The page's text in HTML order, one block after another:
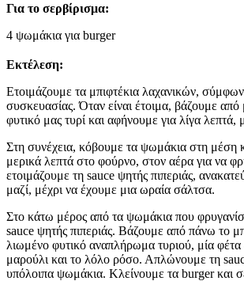
Για το σερβίρισμα:
4 ψωμάκια για burger
Εκτέλεση:
Ετοιμάζουμε τα μπιφτέκια λαχανικών,
συσκευασίας. Όταν είναι έτοιμα, βάζουμε από
φυτικό μας τυρί και αφήνουμε για λίγα λεπτά,
Στη συνέχεια, κόβουμε τα ψωμάκια στη μέση
μερικά λεπτά στο φούρνο, στον αέρα για να
ετοιμάζουμε τη sauce ψητής πιπεριάς,
μαζί, μέχρι να έχουμε μια ωραία σάλτσα.
Στο κάτω μέρος από τα ψωμάκια που
sauce ψητής πιπεριάς. Βάζουμε από πάνω το
λιωμένο φυτικό αναπλήρωμα τυριού, μία φέτα
μαρούλι και το λόλο ρόσο. Απλώνουμε τη
υπόλοιπα ψωμάκια. Κλείνουμε τα burger και